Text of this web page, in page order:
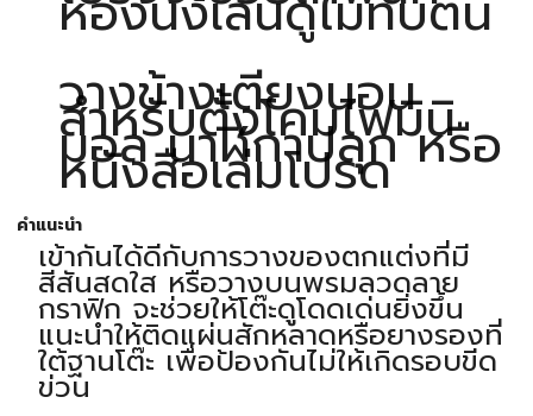
วางข้างเตียงนอน
สำหรับตั้งโคมไฟมินิ
มอล นาฬิกาปลุก หรือ
หนังสือเล่มโปรด
คำแนะนำ
เข้ากันได้ดีกับการวางของตกแต่งที่มี
สีสันสดใส หรือวางบนพรมลวดลาย
กราฟิก จะช่วยให้โต๊ะดูโดดเด่นยิ่งขึ้น
แนะนำให้ติดแผ่นสักหลาดหรือยางรองที่
ใต้ฐานโต๊ะ เพื่อป้องกันไม่ให้เกิดรอบขีด
ข่วน